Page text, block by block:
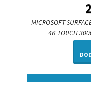
MICROSOFT
4K TOUCH